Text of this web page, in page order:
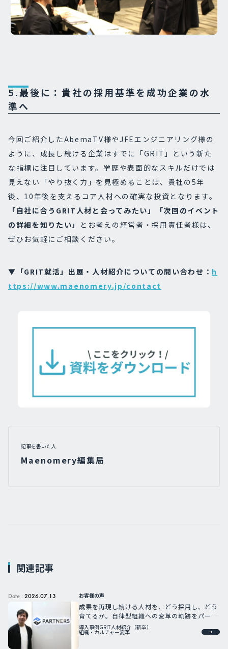
5.最後に：貴社の採用基準を成功企業の水
準へ
今回ご紹介したAbemaTV様やJFEエンジニアリング様の
ように、成長し続ける企業はすでに「GRIT」という新た
な指標に注目しています。学歴や表面的なスキルだけでは
見えない「やり抜く力」を見極めることは、貴社の5年
後、10年後を支えるコア人材への確実な投資となります。
「自社に合うGRIT人材と会ってみたい」「次回のイベント
の詳細を知りたい」 とお考えの経営者・採用責任者様は、
ぜひお気軽にご相談ください。
▼「GRIT就活」出展・人材紹介についての問い合わせ： h
ttps://www.maenomery.jp/contact
記事を書いた人
Maenomery編集局
関連記事
Date : 2026.07.13 お客様の声
成果を再現し続ける人材を、どう採用し、どう
育てるか。自律型組織への変革の軌跡をパート
ナーズCHROが語る
導入事例GRIT人材紹介（新卒）
組織・カルチャー変革